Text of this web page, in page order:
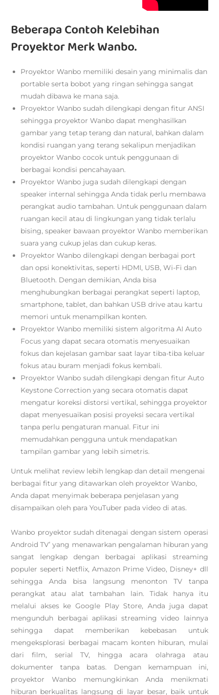
Beberapa Contoh Kelebihan
Proyektor Merk Wanbo.
Proyektor Wanbo memiliki desain yang minimalis dan
portable serta bobot yang ringan sehingga sangat
mudah dibawa ke mana saja.
Proyektor Wanbo sudah dilengkapi dengan fitur ANSI
sehingga proyektor Wanbo dapat menghasilkan
gambar yang tetap terang dan natural, bahkan dalam
kondisi ruangan yang terang sekalipun menjadikan
proyektor Wanbo cocok untuk penggunaan di
berbagai kondisi pencahayaan.
Proyektor Wanbo juga sudah dilengkapi dengan
speaker internal sehingga Anda tidak perlu membawa
perangkat audio tambahan. Untuk penggunaan dalam
ruangan kecil atau di lingkungan yang tidak terlalu
bising, speaker bawaan proyektor Wanbo memberikan
suara yang cukup jelas dan cukup keras.
Proyektor Wanbo dilengkapi dengan berbagai port
dan opsi konektivitas, seperti HDMI, USB, Wi-Fi dan
Bluetooth. Dengan demikian, Anda bisa
menghubungkan berbagai perangkat seperti laptop,
smartphone, tablet, dan bahkan USB drive atau kartu
memori untuk menampilkan konten.
Proyektor Wanbo memiliki sistem algoritma AI Auto
Focus yang dapat secara otomatis menyesuaikan
fokus dan kejelasan gambarsaat layar tiba-tiba keluar
fokus atau buram menjadi fokus kembali.
Proyektor Wanbo sudah dilengkapi dengan fitur Auto
Keystone Correction yang secara otomatis dapat
mengatur koreksi distorsi vertikal, sehingga proyektor
dapat menyesuaikan posisi proyeksi secara vertikal
tanpa perlu pengaturan manual. Fitur ini
memudahkan pengguna untuk mendapatkan
tampilan gambar yang lebih simetris.
Untuk melihat review lebih lengkap dan detail mengenai
berbagai fitur yang ditawarkan oleh proyektor Wanbo,
Anda dapat menyimak beberapa penjelasan yang
disampaikan oleh para YouTuber pada video di atas.
Wanbo proyektor sudah ditenagai dengan sistem operasi
Android TV’ yang menawarkan pengalaman hiburan yang
sangat lengkap dengan berbagai aplikasi streaming
populer seperti Netflix, Amazon Prime Video, Disney+ dll
sehingga Anda bisa langsung menonton TV tanpa
perangkat atau alat tambahan lain. Tidak hanya itu
melalui akses ke Google Play Store, Anda juga dapat
mengunduh berbagai aplikasi streaming video lainnya
sehingga dapat memberikan kebebasan untuk
mengeksplorasi berbagai macam konten hiburan, mulai
dari film, serial TV, hingga acara olahraga atau
dokumenter tanpa batas. Dengan kemampuan ini,
proyektor Wanbo memungkinkan Anda menikmati
hiburan berkualitas langsung di layar besar, baik untuk